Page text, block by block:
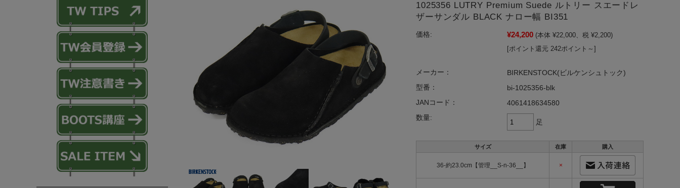
1025356 LUTRY Premium Suede ルトリー スエードレ
ザーサンダル BLACK ナロー幅 BI351
価格: ¥24,200 (本体 ¥22,000、税 ¥2,200)
[ポイント還元 242ポイント～]
メーカー：
BIRKENSTOCK(ビルケンシュトック)
型番：
bi-1025356-blk
JANコード：
4061418634580
数量:
足
サイズ 在庫 購入
36-約23.0cm【管理__S-n-36__】 ×